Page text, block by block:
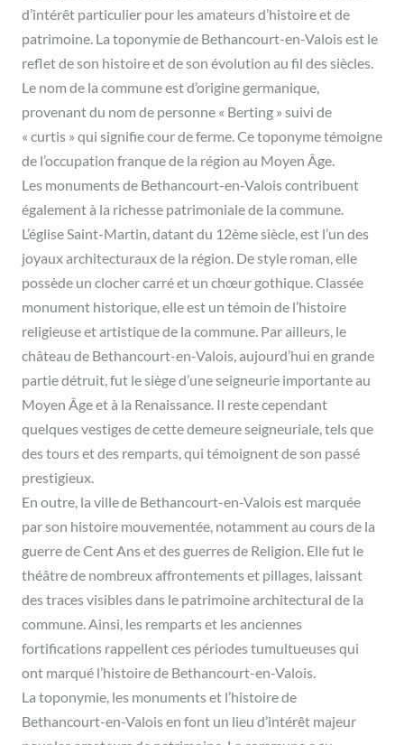
d’intérêt particulier pour les amateurs d’histoire et de
patrimoine. La toponymie de Bethancourt-en-Valois est le
reflet de son histoire et de son évolution au fil des siècles.
Le nom de la commune est d’origine germanique,
provenant du nom de personne « Berting » suivi de
« curtis » qui signifie cour de ferme. Ce toponyme témoigne
de l’occupation franque de la région au Moyen Âge.
Les monuments de Bethancourt-en-Valois contribuent
également à la richesse patrimoniale de la commune.
L’église Saint-Martin, datant du 12ème siècle, est l’un des
joyaux architecturaux de la région. De style roman, elle
possède un clocher carré et un chœur gothique. Classée
monument historique, elle est un témoin de l’histoire
religieuse et artistique de la commune. Par ailleurs, le
château de Bethancourt-en-Valois, aujourd’hui en grande
partie détruit, fut le siège d’une seigneurie importante au
Moyen Âge et à la Renaissance. Il reste cependant
quelques vestiges de cette demeure seigneuriale, tels que
des tours et des remparts, qui témoignent de son passé
prestigieux.
En outre, la ville de Bethancourt-en-Valois est marquée
par son histoire mouvementée, notamment au cours de la
guerre de Cent Ans et des guerres de Religion. Elle fut le
théâtre de nombreux affrontements et pillages, laissant
des traces visibles dans le patrimoine architectural de la
commune. Ainsi, les remparts et les anciennes
fortifications rappellent ces périodes tumultueuses qui
ont marqué l’histoire de Bethancourt-en-Valois.
La toponymie, les monuments et l’histoire de
Bethancourt-en-Valois en font un lieu d’intérêt majeur